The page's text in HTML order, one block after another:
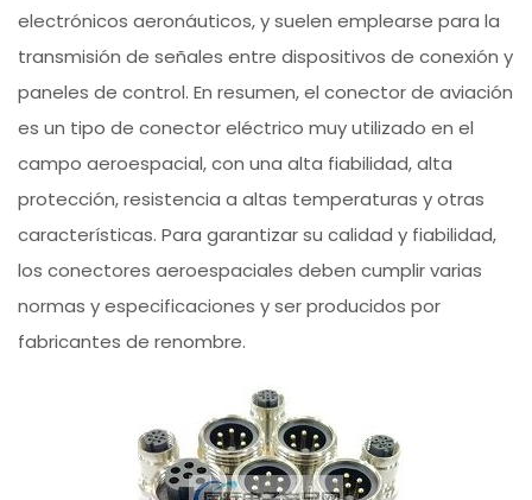
electrónicos aeronáuticos, y suelen emplearse para la
transmisión de señales entre dispositivos de conexión y
paneles de control. En resumen, el conector de aviación
es un tipo de conector eléctrico muy utilizado en el
campo aeroespacial, con una alta fiabilidad, alta
protección, resistencia a altas temperaturas y otras
características. Para garantizar su calidad y fiabilidad,
los conectores aeroespaciales deben cumplir varias
normas y especificaciones y ser producidos por
fabricantes de renombre.